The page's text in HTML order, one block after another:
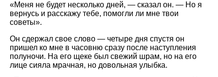
«Меня не будет несколько дней, — сказал он. — Но я
вернусь и расскажу тебе, помогли ли мне твои
советы».
Он сдержал свое слово — четыре дня спустя он
пришел ко мне в часовню сразу после наступления
полуночи. На его щеке был свежий шрам, но на его
лице сияла мрачная, но довольная улыбка.